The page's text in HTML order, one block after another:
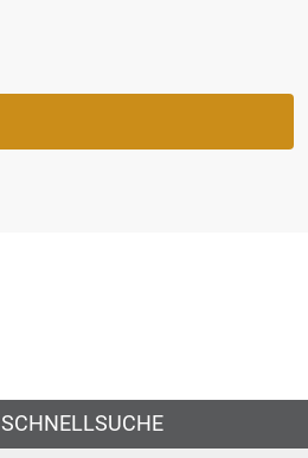
SCHNELLSUCHE